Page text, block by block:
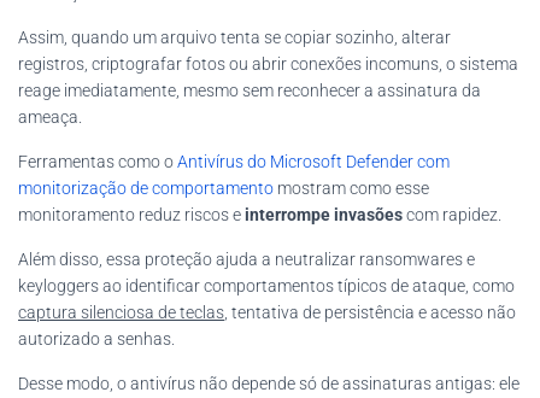
Assim, quando um arquivo tenta se copiar sozinho, alterar
registros, criptografar fotos ou abrir conexões incomuns, o sistema
reage imediatamente, mesmo sem reconhecer a assinatura da
ameaça.
Ferramentas como oAntivírus do Microsoft Defender com
monitorização de comportamento mostram como esse
monitoramento reduz riscos einterrompe invasõescom rapidez.
Além disso, essa proteção ajuda a neutralizar ransomwares e
keyloggers ao identificar comportamentos típicos de ataque, como
captura silenciosa de teclas , tentativa de persistência e acesso não
autorizado a senhas.
Desse modo, o antivírus não depende só de assinaturas antigas: ele